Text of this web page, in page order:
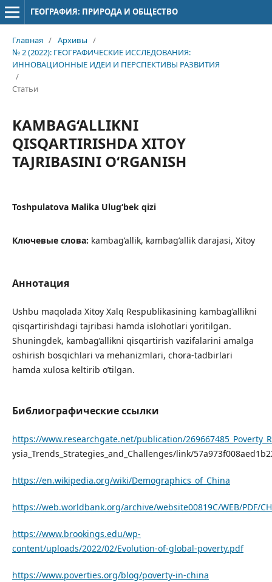
ГЕОГРАФИЯ: ПРИРОДА И ОБЩЕСТВО
Главная / Архивы /
№ 2 (2022): ГЕОГРАФИЧЕСКИЕ ИССЛЕДОВАНИЯ:
ИННОВАЦИОННЫЕ ИДЕИ И ПЕРСПЕКТИВЫ РАЗВИТИЯ
/
Статьи
KAMBAG‘ALLIKNI
QISQARTIRISHDA XITOY
TAJRIBASINI O‘RGANISH
Toshpulatova Malika Ulug‘bek qizi
Ключевые слова: kambag’allik, kambag’allik darajasi, Xitoy
Аннотация
Ushbu maqolada Xitoy Xalq Respublikasining kambag’allikni
qisqartirishdagi tajribasi hamda islohotlari yoritilgan.
Shuningdek, kambag’allikni qisqartirish vazifalarini amalga
oshirish bosqichlari va mehanizmlari, chora-tadbirlari
hamda xulosa keltirib o’tilgan.
Библиографические ссылки
https://www.researchgate.net/publication/
ysia_Trends_Strategies_and_Challenges/link/
https://en.wikipedia.org/wiki/Demographics_of_China
https://web.worldbank.org/archive/website00819C/WEB/PDF/
https://www.brookings.edu/wp-
content/uploads/2022/02/Evolution-of-global-poverty.pdf
https://www.poverties.org/blog/poverty-in-china